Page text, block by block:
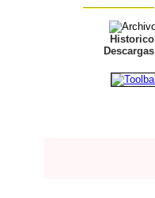
Historico
Descargas